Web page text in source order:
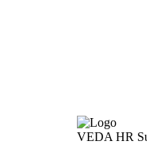
VEDA HR